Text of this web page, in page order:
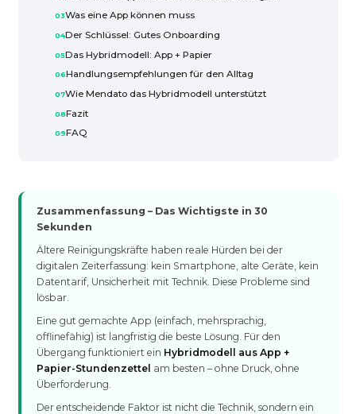
Was eine App können muss
Der Schlüssel: Gutes Onboarding
Das Hybridmodell: App + Papier
Handlungsempfehlungen für den Alltag
Wie Mendato das Hybridmodell unterstützt
Fazit
FAQ
Zusammenfassung – Das Wichtigste in 30
Sekunden
Ältere Reinigungskräfte haben reale Hürden bei der
digitalen Zeiterfassung: kein Smartphone, alte Geräte, kein
Datentarif, Unsicherheit mit Technik. Diese Probleme sind
lösbar.
Eine gut gemachte App (einfach, mehrsprachig,
offlinefähig) ist langfristig die beste Lösung. Für den
Übergang funktioniert ein Hybridmodell aus App +
Papier-Stundenzettel am besten – ohne Druck, ohne
Überforderung.
Der entscheidende Faktor ist nicht die Technik, sondern ein